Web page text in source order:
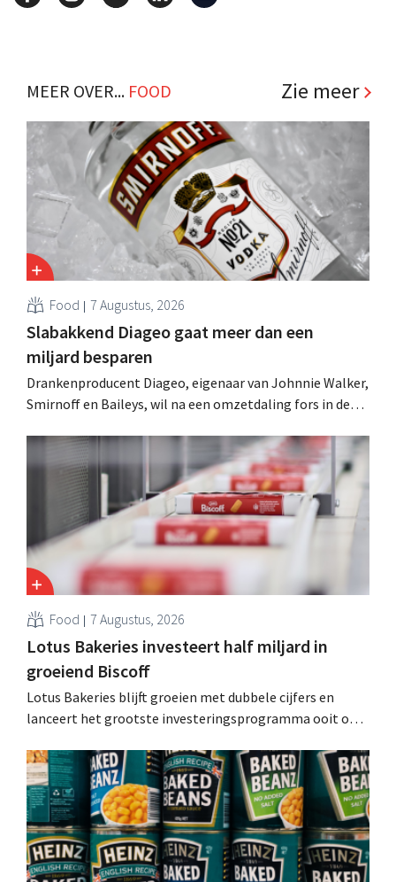
MEER OVER... FOOD Zie meer
Food 7 Augustus, 2026
Slabakkend Diageo gaat meer dan een
miljard besparen
Drankenproducent Diageo, eigenaar van Johnnie Walker,
Smirnoff en Baileys, wil na een omzetdaling fors in de
andere Guiness en voorgemixte cocktails.
Food 7 Augustus, 2026
Lotus Bakeries investeert half miljard in
groeiend Biscoff
Lotus Bakeries blijft groeien met dubbele cijfers en
lanceert het grootste investeringsprogramma ooit om
moeten dit momentum grijpen”.